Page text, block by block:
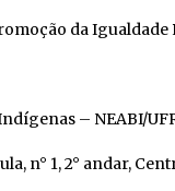
da Igualdade
– NEABI/
n° 1, 2° andar,